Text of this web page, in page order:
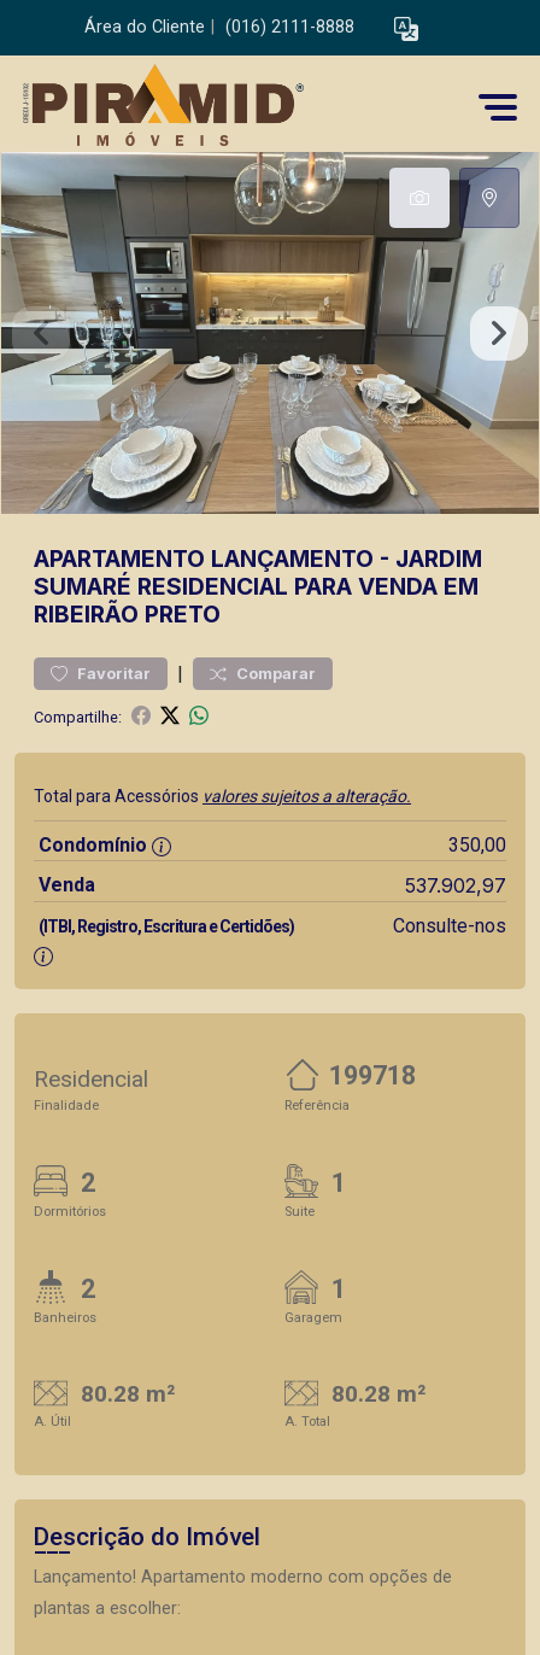
Área do Cliente (016) 2111-8888
APARTAMENTO LANÇAMENTO - JARDIM
SUMARÉ RESIDENCIAL PARA VENDA EM
RIBEIRÃO PRETO
Favoritar | Comparar
Compartilhe:
Total para Acessórios valores sujeitos a alteração.
Condomínio
350,00
Venda
537.902,97
(ITBI, Registro, Escritura e Certidões) Consulte-nos
Residencial
Finalidade
199718
Referência
2
Dormitórios
1
Suite
2
Banheiros
1
Garagem
80.28 m²
A. Útil
80.28 m²
A. Total
Descrição do Imóvel
Lançamento! Apartamento moderno com opções de
plantas a escolher: